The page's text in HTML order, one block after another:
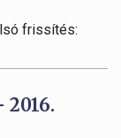
frissítés: